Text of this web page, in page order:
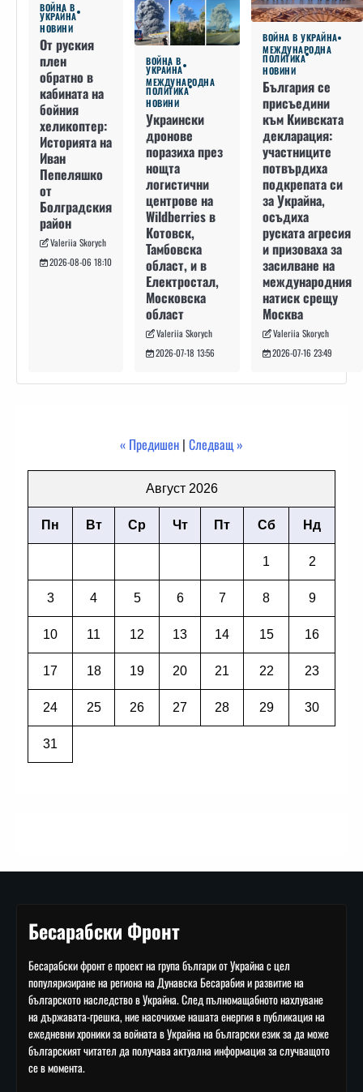
ВОЙНА В
УКРАЙНА
НОВИНИ
От руския
плен
обратно в
кабината на
бойния
хеликоптер:
Историята на
Иван
Пепеляшко
от
Болградския
район
Valeriia Skorych
2026-08-06 18:10
ВОЙНА В
УКРАЙНА
МЕЖДУНАРОДНА
ПОЛИТИКА
НОВИНИ
Украински
дронове
поразиха през
нощта
логистични
центрове на
Wildberries в
Котовск,
Тамбовска
област, и в
Електростал,
Московска
област
Valeriia Skorych
2026-07-18 13:56
ВОЙНА В УКРАЙНА
МЕЖДУНАРОДНА
ПОЛИТИКА
НОВИНИ
България се
присъедини
към Киивската
декларация:
участниците
потвърдиха
подкрепата си
за Украйна,
осъдиха
руската агресия
и призоваха за
засилване на
международния
натиск срещу
Москва
Valeriia Skorych
2026-07-16 23:49
« Предишен | Следващ »
Август 2026
Пн Вт Ср Чт Пт Сб Нд
1 2
3 4 5 6 7 8 9
10 11 12 13 14 15 16
17 18 19 20 21 22 23
24 25 26 27 28 29 30
31
Бесарабски Фронт
Бесарабски фронт е проект на група българи от Украйна с цел
популяризиране на региона на Дунавска Бесарабия и развитие на
българското наследство в Украйна. След пълномащабното нахлуване
на държавата-грешка, ние насочихме нашата енергия в публикация на
ежедневни хроники за войната в Украйна на български език за да може
българският читател да получава актуална информация за случващото
се в момента.